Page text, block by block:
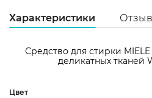
Характеристики
Средство для стирки
деликатных тканей
Цвет